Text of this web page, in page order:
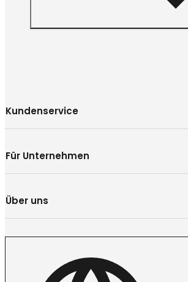
Kundenservice
Für Unternehmen
Über uns